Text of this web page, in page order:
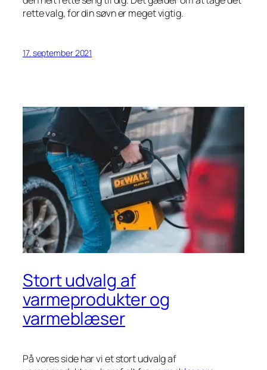
rette valg, for din søvn er meget vigtig.
17. september 2021
Stort udvalg af
varmeprodukter og
varmeblæser
På vores side har vi et stort udvalg af